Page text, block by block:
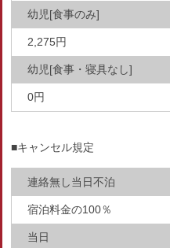
幼児[食事のみ]
2,275円
幼児[食事・寝具なし]
0円
■キャンセル規定
連絡無し当日不泊
宿泊料金の100％
当日